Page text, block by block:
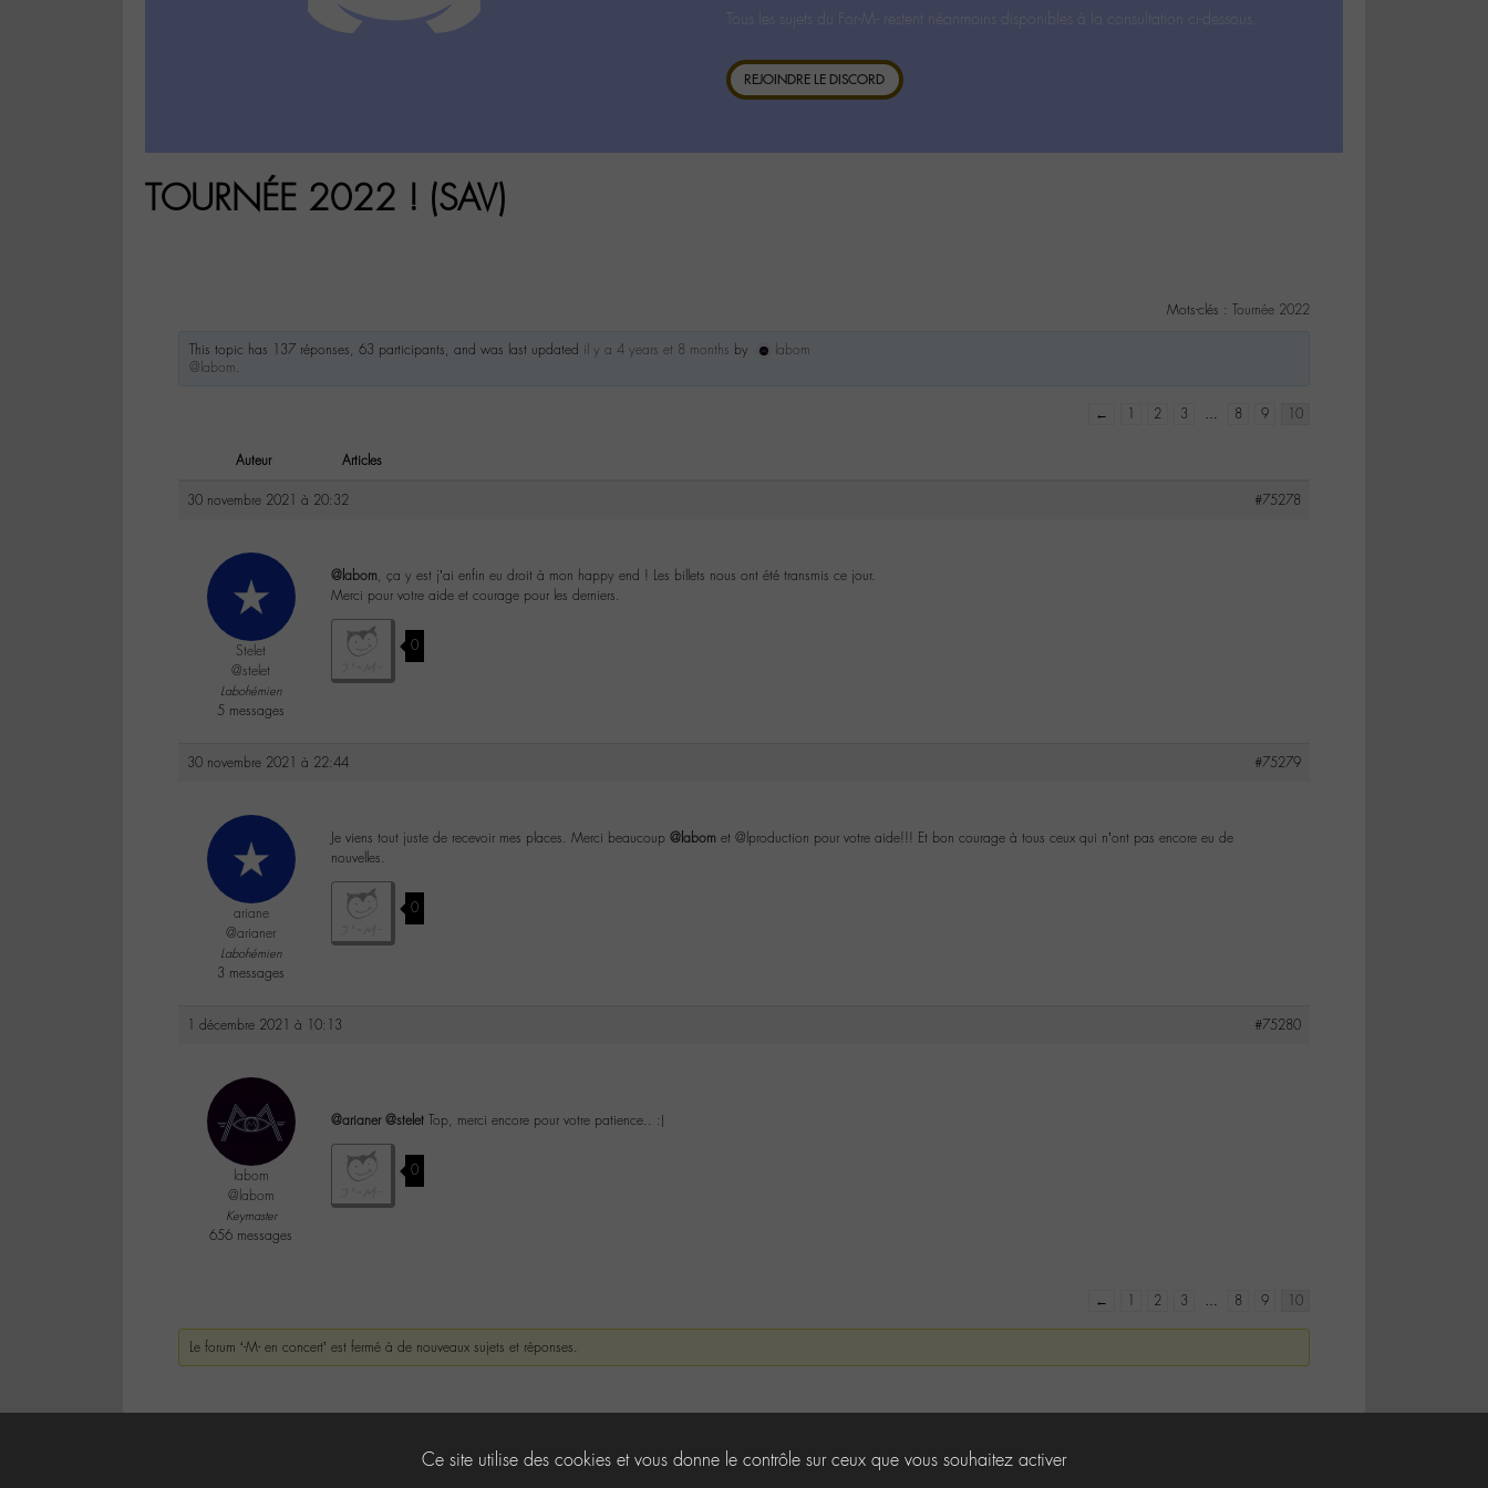
Tous les sujets du For-M- restent néanmoins disponibles à la consultation ci-dessous.
REJOINDRE LE DISCORD
TOURNÉE 2022 ! (SAV)
Mots-clés : Tournée 2022
This topic has 137 réponses, 63 participants, and was last updated il y a 4 years et 8 months by
labom
@labom.
← 1 2 3 … 8 9 10
Auteur Articles
30 novembre 2021 à 20:32 #75278
Stelet
@stelet
Labohémien
5 messages
@labom, ça y est j’ai enfin eu droit à mon happy end ! Les billets nous ont été transmis ce jour.
Merci pour votre aide et courage pour les derniers.
0
30 novembre 2021 à 22:44 #75279
ariane
@arianer
Labohémien
3 messages
Je viens tout juste de recevoir mes places. Merci beaucoup @labom et @lproduction pour votre aide!!! Et bon courage à tous ceux qui n’ont pas encore eu de
nouvelles.
0
1 décembre 2021 à 10:13 #75280
labom
@labom
Keymaster
656 messages
@arianer @stelet Top, merci encore pour votre patience.. :)
0
← 1 2 3 … 8 9 10
Le forum ‘-M- en concert’ est fermé à de nouveaux sujets et réponses.
Ce site utilise des cookies et vous donne le contrôle sur ceux que vous souhaitez activer